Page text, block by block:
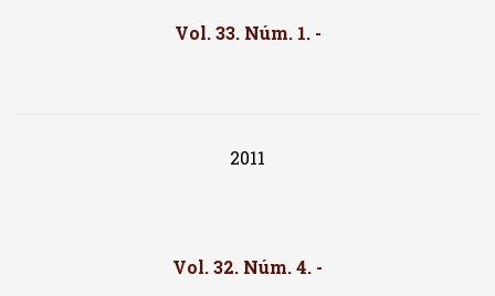
Vol. 33. Núm. 1. -
2011
Vol. 32. Núm. 4. -